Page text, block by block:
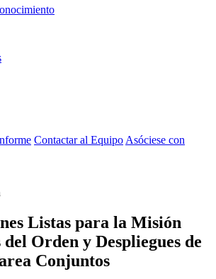
Contactar al Equipo Asóciese con
Listas para la Misión
Orden y Despliegues de
Conjuntos